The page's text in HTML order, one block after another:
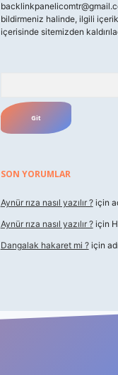
bildirmeniz halinde, ilgili
içerisinde sitemizden
SON YORUMLAR
Aynür rıza nasıl yazılır ?için
Aynür rıza nasıl yazılır ?için
Dangalak hakaret mi ?için